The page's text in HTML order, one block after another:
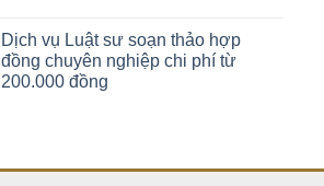
Dịch vụ Luật sư soạn thảo hợp
đồng chuyên nghiệp chi phí từ
200.000 đồng